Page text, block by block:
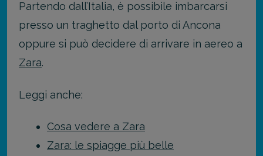
Partendo dall’Italia, è possibile imbarcarsi
presso un traghetto dal porto di Ancona
oppure si può decidere di arrivare in aereo a
Zara.
Leggi anche:
Cosa vedere a Zara
Zara: le spiagge più belle